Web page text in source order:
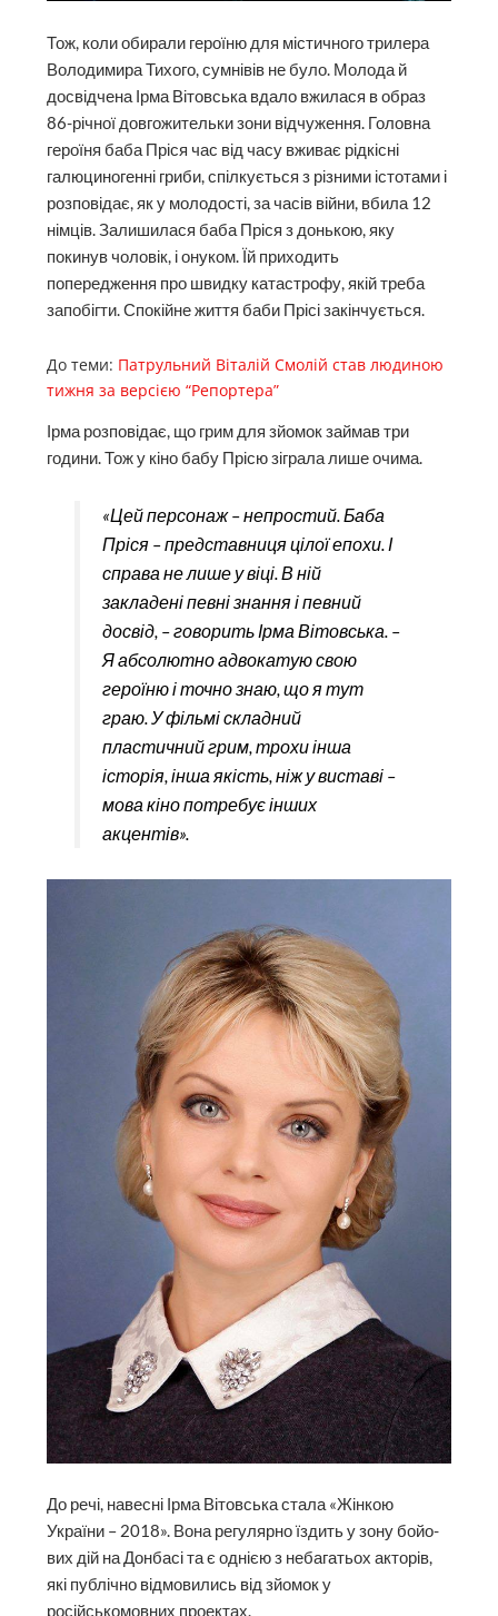
Тож, коли обирали героїню для містичного трилера
Володимира Тихого, сумнівів не було. Молода й
досвідчена Ірма Вітовська вдало вжилася в образ
86-річної довгожительки зони відчуження. Голов­на
героїня баба Пріся час від часу вживає рідкісні
галюциногенні гриби, спілкується з різними істотами і
розповідає, як у молодості, за часів війни, вбила 12
німців. Залишилася баба Пріся з донькою, яку
покинув чоловік, і онуком. Їй приходить
попередження про швидку катастрофу, якій треба
запобігти. Спокійне життя баби Прісі закінчується.
До теми: Патрульний Віталій Смолій став людиною
тижня за версією “Репортера”
Ірма розповідає, що грим для зйомок займав три
години. Тож у кіно бабу Прісю зіграла лише очима.
«Цей персонаж – непростий. Баба
Пріся – представниця цілої епохи. І
справа не лише у віці. В ній
закладені певні знання і певний
досвід, – говорить Ірма Вітовська. –
Я абсолютно адвокатую свою
героїню і точно знаю, що я тут
граю. У фільмі складний
пластичний грим, трохи інша
історія, інша якість, ніж у виставі –
мова кіно потребує інших
акцентів».
До речі, навесні Ірма Вітовська стала «Жінкою
України – 2018». Вона регулярно їздить у зону ­бойо­
вих дій на Донбасі та є однією з небагатьох акторів,
які публічно відмовились від зйомок у
російськомовних проектах.